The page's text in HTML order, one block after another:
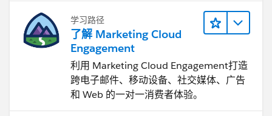
学习路径
了解 Marketing Cloud
Engagement
利用 Marketing Cloud Engagement​打造
跨电子邮件、移动设备、社交媒体、广告
和 Web 的一对一消费者体验。